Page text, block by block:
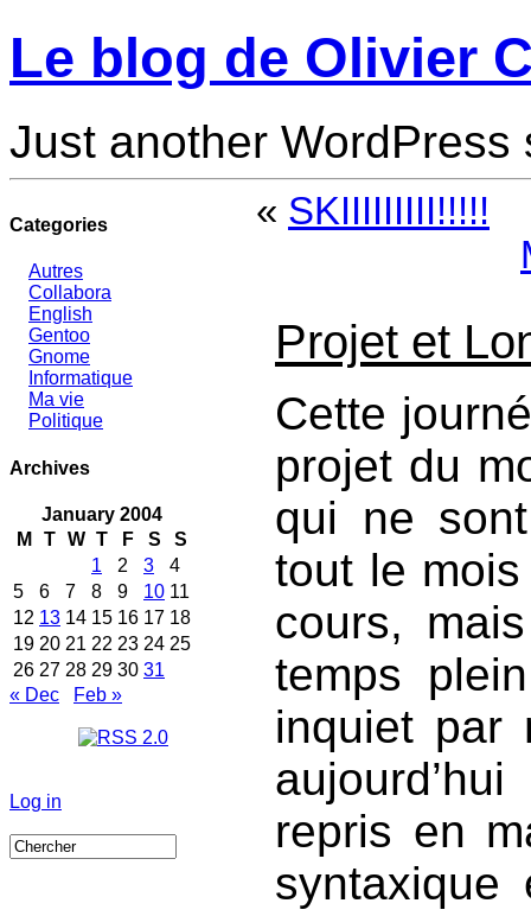
Le blog de Olivier
Just another WordPress
Categories
Autres
Collabora
English
Gentoo
Gnome
Informatique
Ma vie
Politique
Archives
January 2004
M
T W T F S
S
1
2 3
4
5
6 7 8 9 10 11
12 13 14 15 16 17 18
19 20 21 22 23 24 25
26 27 28 29 30 31
« Dec
Feb »
Log in
« SKIIIIIIIII!!!!!
Projet et
Cette
projet du
qui ne
tout le
cours,
temps
inquiet par
repris en
syntaxique